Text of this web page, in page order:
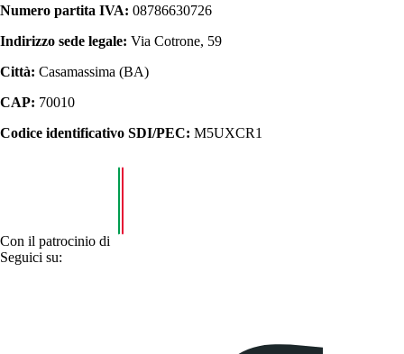
Numero partita IVA: 08786630726
Indirizzo sede legale: Via Cotrone, 59
Città: Casamassima (BA)
CAP: 70010
Codice identificativo SDI/PEC: M5UXCR1
Con il patrocinio di
Seguici su: